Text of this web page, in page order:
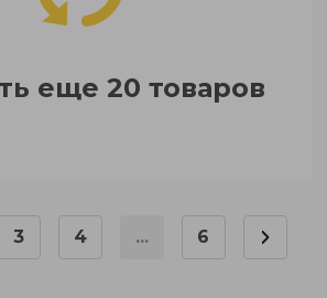
еще 20 товаров
3 4 ... 6